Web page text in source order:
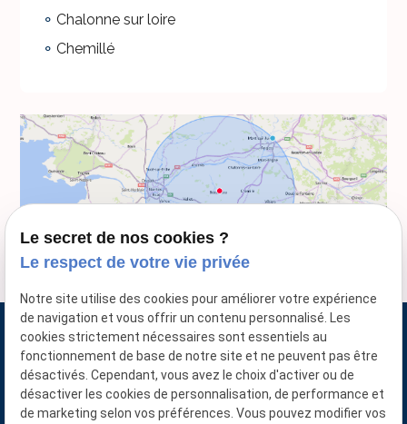
Chalonne sur loire
Chemillé
Le secret de nos cookies ?
Le respect de votre vie privée
Notre site utilise des cookies pour améliorer votre expérience
de navigation et vous offrir un contenu personnalisé. Les
cookies strictement nécessaires sont essentiels au
fonctionnement de base de notre site et ne peuvent pas être
désactivés. Cependant, vous avez le choix d'activer ou de
désactiver les cookies de personnalisation, de performance et
de marketing selon vos préférences. Vous pouvez modifier vos